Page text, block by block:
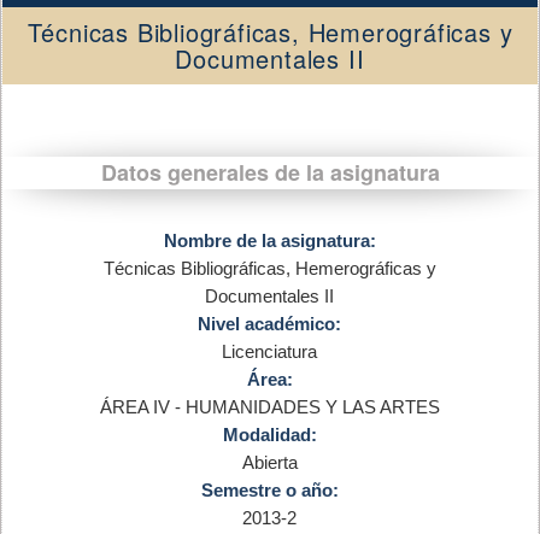
Técnicas Bibliográficas, Hemerográficas y
Documentales II
Datos generales de la asignatura
Nombre de la asignatura:
Técnicas Bibliográficas, Hemerográficas y
Documentales II
Nivel académico:
Licenciatura
Área:
ÁREA IV - HUMANIDADES Y LAS ARTES
Modalidad:
Abierta
Semestre o año:
2013-2